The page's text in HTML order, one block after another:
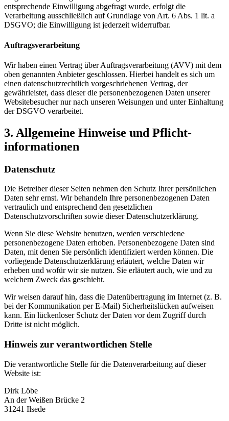
entsprechende Einwilligung abgefragt wurde, erfolgt die
Verarbeitung ausschließlich auf Grundlage von Art. 6 Abs. 1 lit. a
DSGVO; die Einwilligung ist jederzeit widerrufbar.
Auftragsverarbeitung
Wir haben einen Vertrag über Auftragsverarbeitung (AVV) mit dem
oben genannten Anbieter geschlossen. Hierbei handelt es sich um
einen datenschutzrechtlich vorgeschriebenen Vertrag, der
gewährleistet, dass dieser die personenbezogenen Daten unserer
Websitebesucher nur nach unseren Weisungen und unter Einhaltung
der DSGVO verarbeitet.
3. Allgemeine Hinweise und Pflicht­
informationen
Datenschutz
Die Betreiber dieser Seiten nehmen den Schutz Ihrer persönlichen
Daten sehr ernst. Wir behandeln Ihre personenbezogenen Daten
vertraulich und entsprechend den gesetzlichen
Datenschutzvorschriften sowie dieser Datenschutzerklärung.
Wenn Sie diese Website benutzen, werden verschiedene
personenbezogene Daten erhoben. Personenbezogene Daten sind
Daten, mit denen Sie persönlich identifiziert werden können. Die
vorliegende Datenschutzerklärung erläutert, welche Daten wir
erheben und wofür wir sie nutzen. Sie erläutert auch, wie und zu
welchem Zweck das geschieht.
Wir weisen darauf hin, dass die Datenübertragung im Internet (z. B.
bei der Kommunikation per E-Mail) Sicherheitslücken aufweisen
kann. Ein lückenloser Schutz der Daten vor dem Zugriff durch
Dritte ist nicht möglich.
Hinweis zur verantwortlichen Stelle
Die verantwortliche Stelle für die Datenverarbeitung auf dieser
Website ist:
Dirk Löbe
An der Weißen Brücke 2
31241 Ilsede